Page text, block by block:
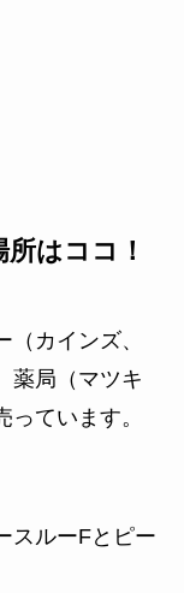
はココ！
カインズ、
薬局（マツキ
ています。
スルーFとピー